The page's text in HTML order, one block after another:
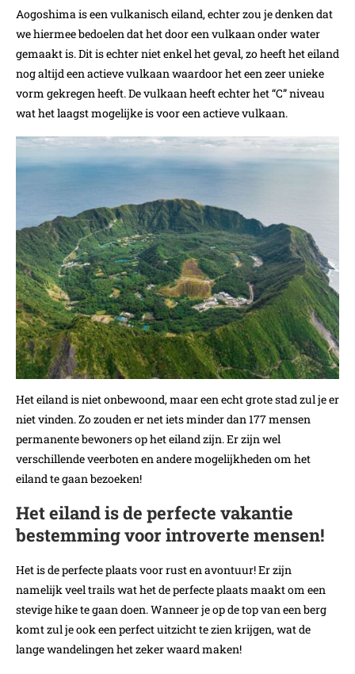
Aogoshima is een vulkanisch eiland, echter zou je denken dat
we hiermee bedoelen dat het door een vulkaan onder water
gemaakt is. Dit is echter niet enkel het geval, zo heeft het eiland
nog altijd een actieve vulkaan waardoor het een zeer unieke
vorm gekregen heeft. De vulkaan heeft echter het “C” niveau
wat het laagst mogelijke is voor een actieve vulkaan.
Het eiland is niet onbewoond, maar een echt grote stad zul je er
niet vinden. Zo zouden er net iets minder dan 177 mensen
permanente bewoners op het eiland zijn. Er zijn wel
verschillende veerboten en andere mogelijkheden om het
eiland te gaan bezoeken!
Het eiland is de perfecte vakantie
bestemming voor introverte mensen!
Het is de perfecte plaats voor rust en avontuur! Er zijn
namelijk veel trails wat het de perfecte plaats maakt om een
stevige hike te gaan doen. Wanneer je op de top van een berg
komt zul je ook een perfect uitzicht te zien krijgen, wat de
lange wandelingen het zeker waard maken!